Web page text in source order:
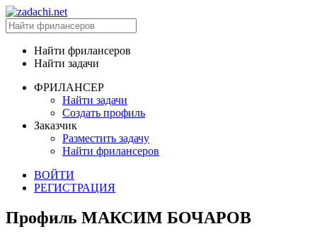
Найти фрилансеров
Найти задачи
ФРИЛАНСЕР
Найти задачи
Создать профиль
Заказчик
Разместить задачу
Найти фрилансеров
ВОЙТИ
РЕГИСТРАЦИЯ
Профиль МАКСИМ БОЧАРОВ